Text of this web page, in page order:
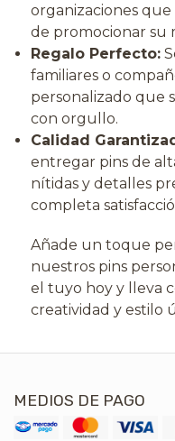
organizaciones
de promocionar su
Regalo Perfecto:
familiares o
personalizado que
con orgullo.
Calidad
entregar pins de
nítidas y detalles
completa
Añade un toque
nuestros pins
el tuyo hoy y lleva
creatividad y estilo
MEDIOS DE PAGO